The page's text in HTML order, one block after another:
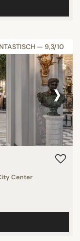
— 9,3/10
›
Center